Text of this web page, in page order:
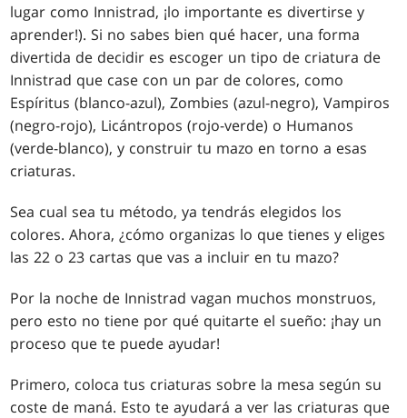
lugar como Innistrad, ¡lo importante es divertirse y
aprender!). Si no sabes bien qué hacer, una forma
divertida de decidir es escoger un tipo de criatura de
Innistrad que case con un par de colores, como
Espíritus (blanco-azul), Zombies (azul-negro), Vampiros
(negro-rojo), Licántropos (rojo-verde) o Humanos
(verde-blanco), y construir tu mazo en torno a esas
criaturas.
Sea cual sea tu método, ya tendrás elegidos los
colores. Ahora, ¿cómo organizas lo que tienes y eliges
las 22 o 23 cartas que vas a incluir en tu mazo?
Por la noche de Innistrad vagan muchos monstruos,
pero esto no tiene por qué quitarte el sueño: ¡hay un
proceso que te puede ayudar!
Primero, coloca tus criaturas sobre la mesa según su
coste de maná. Esto te ayudará a ver las criaturas que